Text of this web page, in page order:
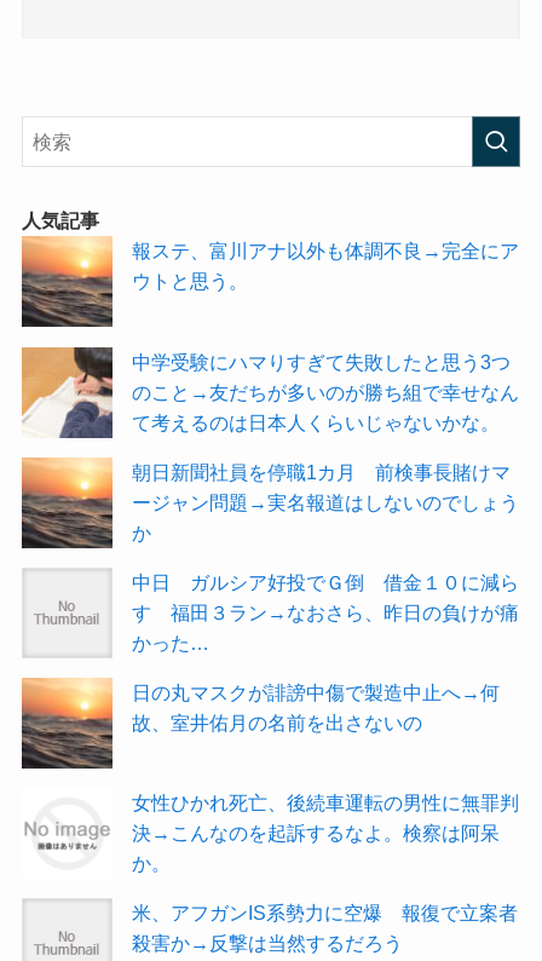
人気記事
報ステ、富川アナ以外も体調不良→完全にア
ウトと思う。
中学受験にハマりすぎて失敗したと思う3つ
のこと→友だちが多いのが勝ち組で幸せなん
て考えるのは日本人くらいじゃないかな。
朝日新聞社員を停職1カ月 前検事長賭けマ
ージャン問題→実名報道はしないのでしょう
か
中日 ガルシア好投でＧ倒 借金１０に減ら
す 福田３ラン→なおさら、昨日の負けが痛
かった…
日の丸マスクが誹謗中傷で製造中止へ→何
故、室井佑月の名前を出さないの
女性ひかれ死亡、後続車運転の男性に無罪判
決→こんなのを起訴するなよ。検察は阿呆
か。
米、アフガンIS系勢力に空爆 報復で立案者
殺害か→反撃は当然するだろう